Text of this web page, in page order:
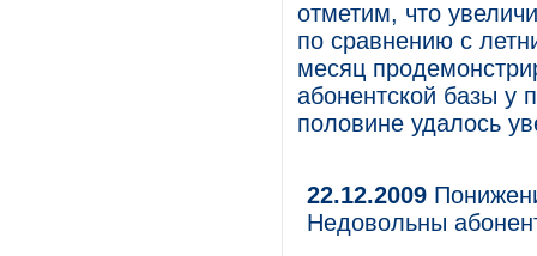
отметим, что
по сравнению с
месяц
абонентской базы у
половине удалось
22.12.2009
Недовольны